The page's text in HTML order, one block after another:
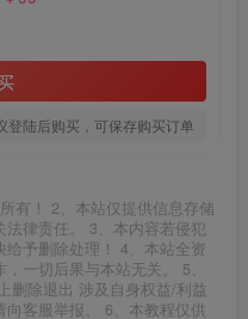
登陆后购买，可保存购买订单
有！ 2、本站仅提供信息存储
律责任。 3、本内容若侵犯
予删除处理！ 4、本站全资
一切后果与本站无关。 5、
删除退出 涉及自身权益/利益
客服举报。 6、本教程仅供